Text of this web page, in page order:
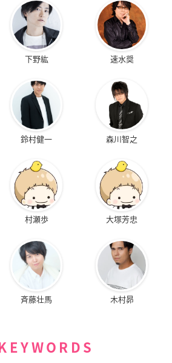
下野紘 速水奨
鈴村健一 森川智之
村瀬歩 大塚芳忠
斉藤壮馬 木村昴
KEYWORDS